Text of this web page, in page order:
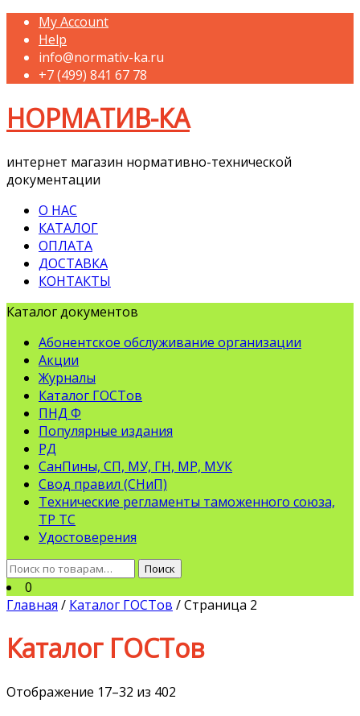
My Account
Help
info@normativ-ka.ru
+7 (499) 841 67 78
НОРМАТИВ-КА
интернет магазин нормативно-технической
документации
О НАС
КАТАЛОГ
ОПЛАТА
ДОСТАВКА
КОНТАКТЫ
Каталог документов
Абонентское обслуживание организации
Акции
Журналы
Каталог ГОСТов
ПНД Ф
Популярные издания
РД
СанПины, СП, МУ, ГН, МР, МУК
Свод правил (СНиП)
Технические регламенты таможенного союза,
ТР ТС
Удостоверения
Искать:
Поиск
0
Главная / Каталог ГОСТов / Страница 2
Каталог ГОСТов
Отображение 17–32 из 402